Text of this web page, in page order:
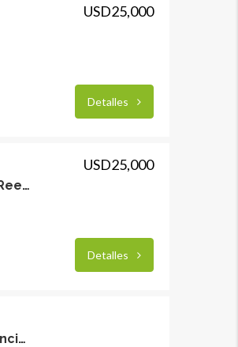
USD25,000
Detalles
Nueva Helvecia- Fraccionamiento “El Reencuentro”
USD25,000
Detalles
Predio de 27500 m2 Sobre Ruta y Potenciales Mejoras